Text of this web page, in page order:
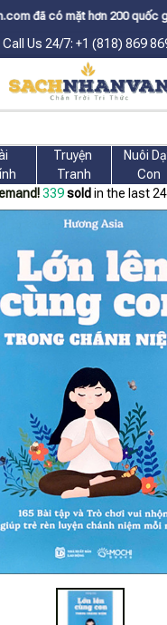
quốc gia như Mỹ,
Call Us 24/7: +1 (818) 869
Truyện
Tranh
Nuôi
Con
339 sold in the last